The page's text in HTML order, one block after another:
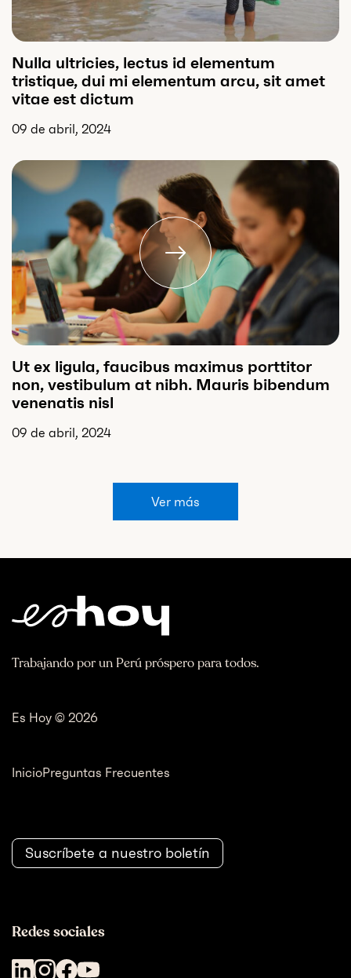
Nulla ultricies, lectus id elementum
tristique, dui mi elementum arcu, sit amet
vitae est dictum
09 de abril, 2024
Ut ex ligula, faucibus maximus porttitor
non, vestibulum at nibh. Mauris bibendum
venenatis nisl
09 de abril, 2024
Ver más
Trabajando por un Perú próspero para todos.
Es Hoy © 2026
InicioPreguntas Frecuentes
Suscríbete a nuestro boletín
Redes sociales